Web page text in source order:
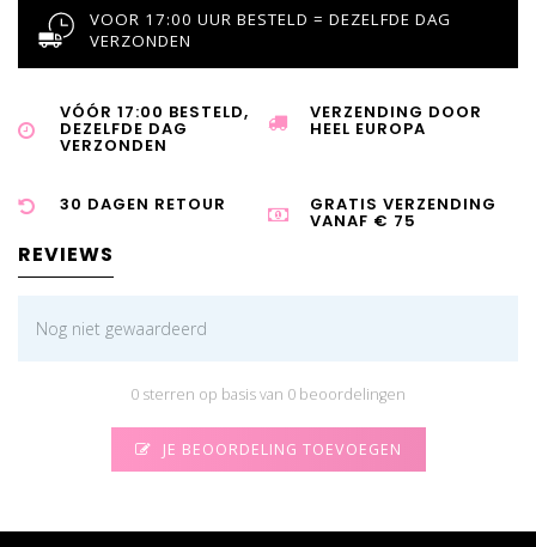
VOOR 17:00 UUR BESTELD = DEZELFDE DAG
VERZONDEN
VÓÓR 17:00 BESTELD,
DEZELFDE DAG
VERZONDEN
VERZENDING DOOR
HEEL EUROPA
30 DAGEN RETOUR GRATIS VERZENDING
VANAF € 75
REVIEWS
Nog niet gewaardeerd
0 sterren op basis van 0 beoordelingen
JE BEOORDELING TOEVOEGEN